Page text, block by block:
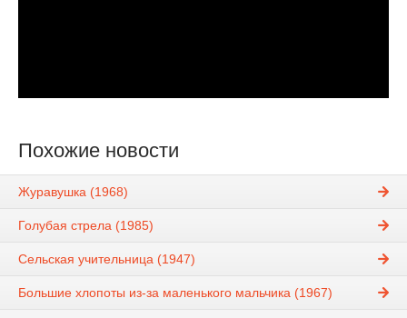
Похожие новости
Журавушка (1968)
Голубая стрела (1985)
Сельская учительница (1947)
Большие хлопоты из-за маленького мальчика (1967)